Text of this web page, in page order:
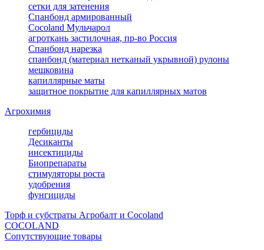
сетки для затенения
Спанбонд армированный
Cocoland Мульчарол
агроткань застилочная, пр-во Россия
Спанбонд нарезка
спанбонд (материал нетканый укрывной) рулоны
мешковина
капиллярные маты
защитное покрытие для капиллярных матов
Агрохимия
гербициды
Десиканты
инсектициды
Биопрепараты
стимуляторы роста
удобрения
фунгициды
Торф и субстраты Агробалт и Cocoland
COCOLAND
Сопутствующие товары